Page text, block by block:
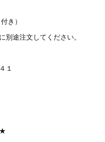
き）
別途注文してください。
１